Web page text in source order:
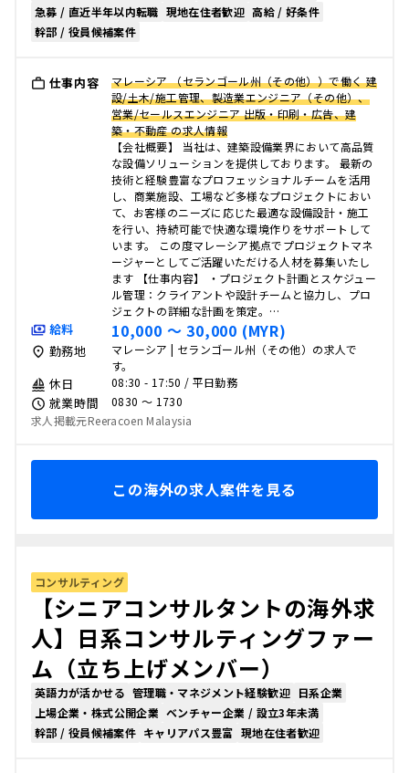
急募 / 直近半年以内転職 現地在住者歓迎 高給 / 好条件
幹部 / 役員候補案件
仕事内容
マレーシア （セランゴール州（その他））で働く 建
設/土木/施工管理、製造業エンジニア（その他）、
営業/セールスエンジニア 出版・印刷・広告、建
築・不動産 の求人情報
【会社概要】 当社は、建築設備業界において高品質
な設備ソリューションを提供しております。 最新の
技術と経験豊富なプロフェッショナルチームを活用
し、商業施設、工場など多様なプロジェクトにおい
て、お客様のニーズに応じた最適な設備設計・施工
を行い、持続可能で快適な環境作りをサポートして
います。 この度マレーシア拠点でプロジェクトマネ
ージャーとしてご活躍いただける人材を募集いたし
ます 【仕事内容】 ・プロジェクト計画とスケジュー
ル管理：クライアントや設計チームと協力し、プロ
ジェクトの詳細な計画を策定。…
給料 10,000 〜 30,000 (MYR)
勤務地
マレーシア | セランゴール州（その他）の求人で
す。
休日 08:30 - 17:50 / 平日勤務
就業時間
0830 〜 1730
求人掲載元Reeracoen Malaysia
この海外の求人案件を見る
コンサルティング
【シニアコンサルタントの海外求
人】日系コンサルティングファー
ム（立ち上げメンバー）
英語力が活かせる 管理職・マネジメント経験歓迎 日系企業
上場企業・株式公開企業 ベンチャー企業 / 設立3年未満
幹部 / 役員候補案件 キャリアパス豊富 現地在住者歓迎